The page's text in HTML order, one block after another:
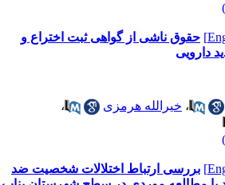
حقوق ناشی از گواهی‌ ثبت اختراع و
دارویی
،خیرالله هرمزی
،
بررسی ارتباط اختلالات شخصیت ضد